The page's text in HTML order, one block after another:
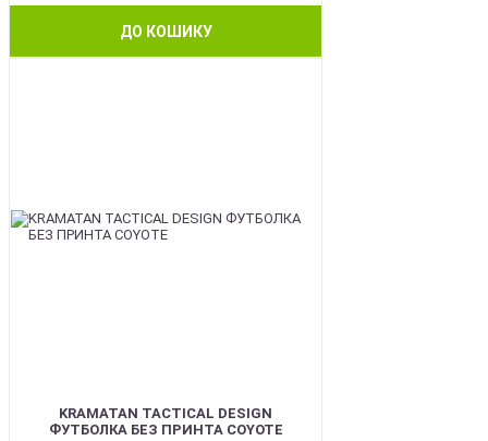
ДО КОШИКУ
KRAMATAN TACTICAL DESIGN
ФУТБОЛКА БЕЗ ПРИНТА COYOTE